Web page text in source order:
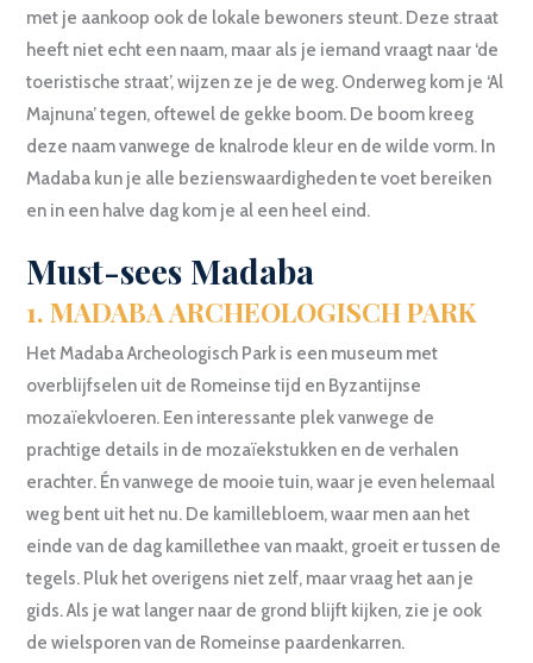
met je aankoop ook de lokale bewoners steunt. Deze straat
heeft niet echt een naam, maar als je iemand vraagt naar ‘de
toeristische straat’, wijzen ze je de weg. Onderweg kom je ‘Al
Majnuna’ tegen, oftewel de gekke boom. De boom kreeg
deze naam vanwege de knalrode kleur en de wilde vorm. In
Madaba kun je alle bezienswaardigheden te voet bereiken
en in een halve dag kom je al een heel eind.
Must-sees Madaba
1. MADABA ARCHEOLOGISCH PARK
Het Madaba Archeologisch Park is een museum met
overblijfselen uit de Romeinse tijd en Byzantijnse
mozaïekvloeren. Een interessante plek vanwege de
prachtige details in de mozaïekstukken en de verhalen
erachter. Én vanwege de mooie tuin, waar je even helemaal
weg bent uit het nu. De kamillebloem, waar men aan het
einde van de dag kamillethee van maakt, groeit er tussen de
tegels. Pluk het overigens niet zelf, maar vraag het aan je
gids. Als je wat langer naar de grond blijft kijken, zie je ook
de wielsporen van de Romeinse paardenkarren.